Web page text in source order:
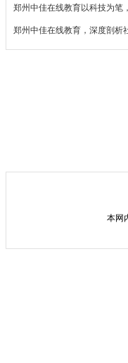
郑州中佳在线教育以科技为笔
郑州中佳在线教育，深度剖析
本网